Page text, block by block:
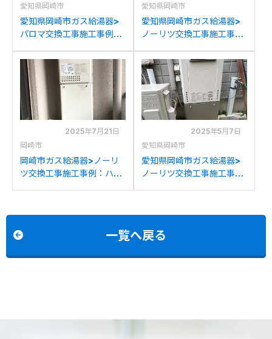
愛知県岡崎市
愛知県岡崎市ガス給湯器>
パロマ交換工事施工事例：
からパロマFH-2023SAW
への交換
愛知県岡崎市
愛知県岡崎市ガス給湯器>
ノーリツ交換工事施工事
2428SAからノーリツGT-
C2472SAR BLへの交換
2025年7月21日
岡崎市
岡崎市ガス給湯器>ノーリ
ツ交換工事施工事例：ハー
2025年5月7日
愛知県岡崎市
愛知県岡崎市ガス給湯器>
ノーリツ交換工事施工事
一覧へ戻る